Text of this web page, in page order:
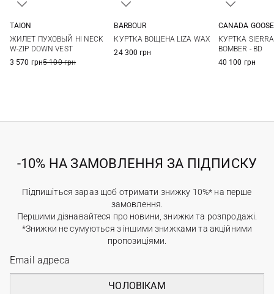
XL
XXL 3XL
TAION
ЖИЛЕТ ПУХОВЫЙ HI NECK
W-ZIP DOWN VEST
3 570 грн5 100 грн
BARBOUR
КУРТКА ВОЩЕНА LIZA WAX
24 300 грн
CANADA GOOSE
КУРТКА SIERRA
BOMBER - BD
40 100 грн
-10% НА ЗАМОВЛЕННЯ ЗА ПІДПИСКУ
Підпишіться зараз щоб отримати знижку 10%* на перше
замовлення.
Першими дізнавайтеся про новини, знижки та розпродажі.
*Знижки не сумуються з іншими знижками та акційними
пропозиціями.
ЧОЛОВІКАМ